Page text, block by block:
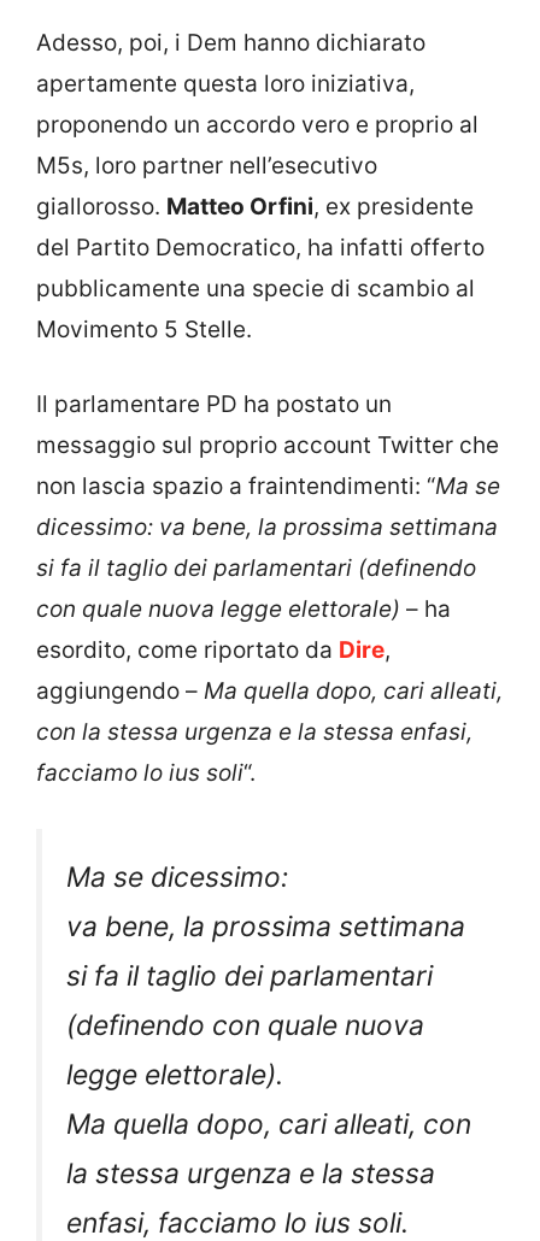
Adesso, poi, i Dem hanno dichiarato
apertamente questa loro iniziativa,
proponendo un accordo vero e proprio al
M5s, loro partner nell’esecutivo
giallorosso. Matteo Orfini, ex presidente
del Partito Democratico, ha infatti offerto
pubblicamente una specie di scambio al
Movimento 5 Stelle.
Il parlamentare PD ha postato un
messaggio sul proprio account Twitter che
non lascia spazio a fraintendimenti: “Ma se
dicessimo: va bene, la prossima settimana
si fa il taglio dei parlamentari (definendo
con quale nuova legge elettorale) – ha
esordito, come riportato da Dire,
aggiungendo – Ma quella dopo, cari alleati,
con la stessa urgenza e la stessa enfasi,
facciamo lo ius soli“.
Ma se dicessimo:
va bene, la prossima settimana
si fa il taglio dei parlamentari
(definendo con quale nuova
legge elettorale).
Ma quella dopo, cari alleati, con
la stessa urgenza e la stessa
enfasi, facciamo lo ius soli.